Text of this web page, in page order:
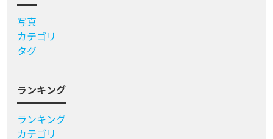
写真
カテゴリ
タグ
ランキング
ランキング
カテゴリ